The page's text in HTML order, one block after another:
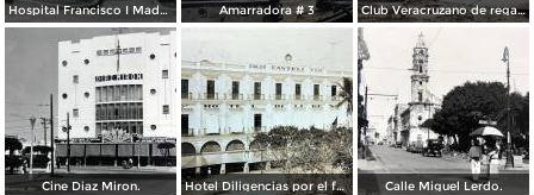
Hospital Francisco I Madero. Amarradora # 3 Club Veracruzano de regatas.
Cine Diaz Miron. Hotel Diligencias por el fotografo Walter E Hadsell. ( Circulada el 17 de Febrero de 1914 ). Calle Miguel Lerdo.